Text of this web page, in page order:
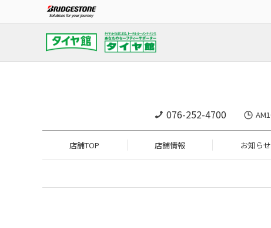
076-252-4700
店舗TOP 店舗情報 お知らせ